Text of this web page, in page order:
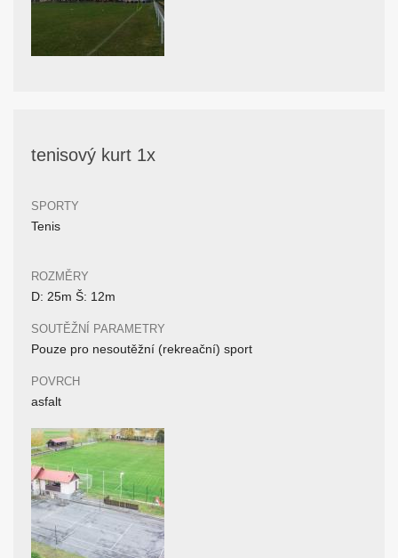
tenisový kurt 1x
SPORTY
Tenis
ROZMĚRY
D: 25m Š: 12m
SOUTĚŽNÍ PARAMETRY
Pouze pro nesoutěžní (rekreační) sport
POVRCH
asfalt